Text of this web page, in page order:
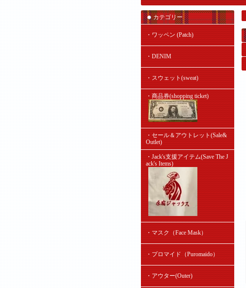
カテゴリー
・ワッペン (Patch)
・DENIM
・スウェット(sweat)
・商品券(shopping ticket)
・セール＆アウトレット(Sale&
Outlet)
・Jack's支援アイテム(Save The J
ack's Items)
・マスク（Face Mask）
・プロマイド（Puromaido）
・アウター(Outer)